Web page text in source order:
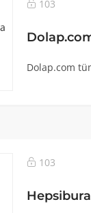
103
Dolap.com
103